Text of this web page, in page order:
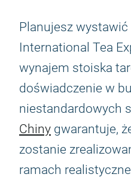
Planujesz wystawić
International Tea
wynajem stoiska
doświadczenie w
niestandardowych
Chiny gwarantuje,
zostanie
ramach